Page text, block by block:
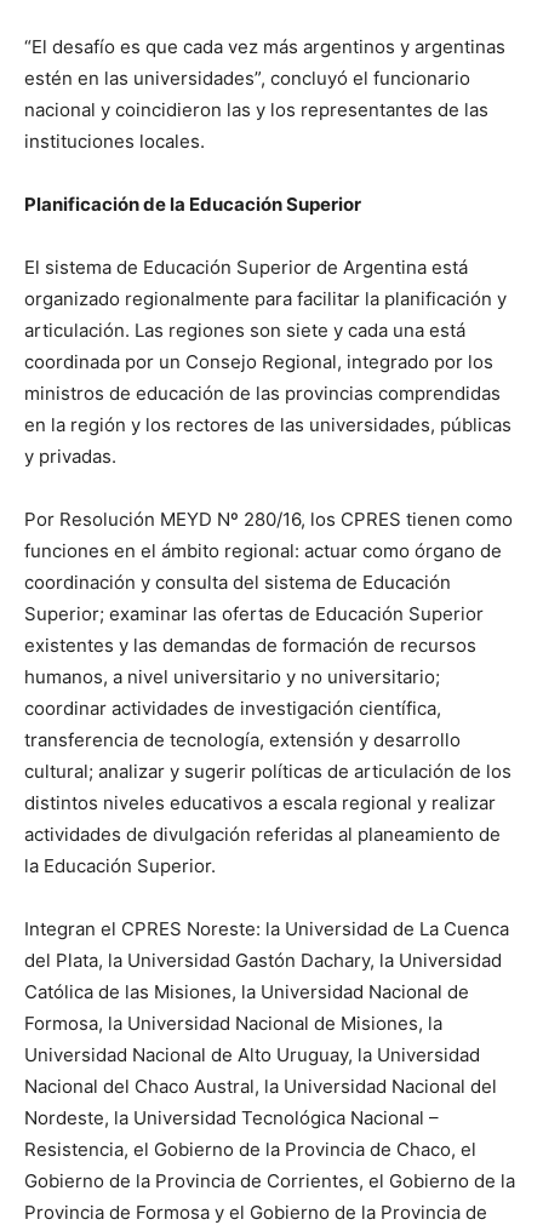
“El desafío es que cada vez más argentinos y argentinas
estén en las universidades”, concluyó el funcionario
nacional y coincidieron las y los representantes de las
instituciones locales.
Planificación de la Educación Superior
El sistema de Educación Superior de Argentina está
organizado regionalmente para facilitar la planificación y
articulación. Las regiones son siete y cada una está
coordinada por un Consejo Regional, integrado por los
ministros de educación de las provincias comprendidas
en la región y los rectores de las universidades, públicas
y privadas.
Por Resolución MEYD Nº 280/16, los CPRES tienen como
funciones en el ámbito regional: actuar como órgano de
coordinación y consulta del sistema de Educación
Superior; examinar las ofertas de Educación Superior
existentes y las demandas de formación de recursos
humanos, a nivel universitario y no universitario;
coordinar actividades de investigación científica,
transferencia de tecnología, extensión y desarrollo
cultural; analizar y sugerir políticas de articulación de los
distintos niveles educativos a escala regional y realizar
actividades de divulgación referidas al planeamiento de
la Educación Superior.
Integran el CPRES Noreste: la Universidad de La Cuenca
del Plata, la Universidad Gastón Dachary, la Universidad
Católica de las Misiones, la Universidad Nacional de
Formosa, la Universidad Nacional de Misiones, la
Universidad Nacional de Alto Uruguay, la Universidad
Nacional del Chaco Austral, la Universidad Nacional del
Nordeste, la Universidad Tecnológica Nacional –
Resistencia, el Gobierno de la Provincia de Chaco, el
Gobierno de la Provincia de Corrientes, el Gobierno de la
Provincia de Formosa y el Gobierno de la Provincia de